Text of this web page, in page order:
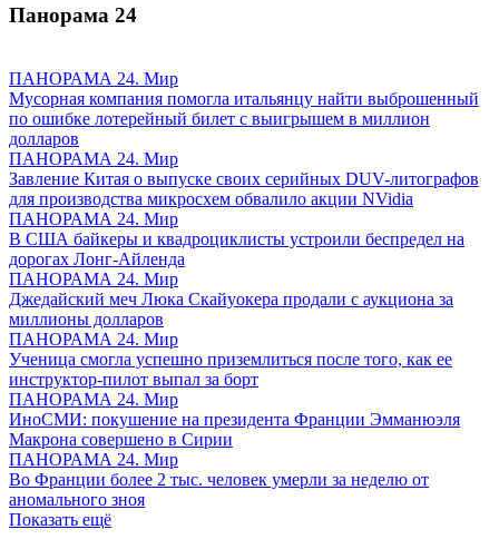
Панорама 24
ПАНОРАМА 24. Мир
Мусорная компания помогла итальянцу найти выброшенный
по ошибке лотерейный билет с выигрышем в миллион
долларов
ПАНОРАМА 24. Мир
Завление Китая о выпуске своих серийных DUV-литографов
для производства микросхем обвалило акции NVidia
ПАНОРАМА 24. Мир
В США байкеры и квадроциклисты устроили беспредел на
дорогах Лонг-Айленда
ПАНОРАМА 24. Мир
Джедайский меч Люка Скайуокера продали с аукциона за
миллионы долларов
ПАНОРАМА 24. Мир
Ученица смогла успешно приземлиться после того, как ее
инструктор-пилот выпал за борт
ПАНОРАМА 24. Мир
ИноСМИ: покушение на президента Франции Эмманюэля
Макрона совершено в Сирии
ПАНОРАМА 24. Мир
Во Франции более 2 тыс. человек умерли за неделю от
аномального зноя
Показать ещё